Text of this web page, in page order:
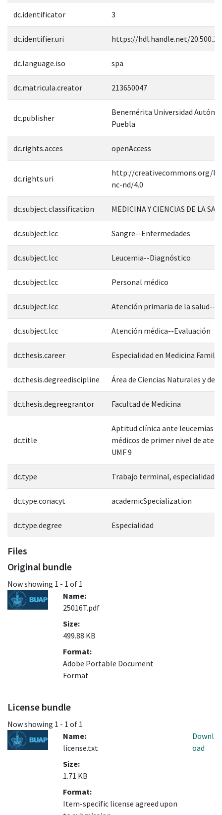
dc.identificator 3
dc.identifier.uri https://hdl.handle.net/
dc.language.iso spa
dc.matricula.creator 213650047
dc.publisher
Benemérita Universidad
Puebla
dc.rights.acces openAccess
dc.rights.uri
http://creativecommons.org/
nc-nd/4.0
dc.subject.classification MEDICINA Y CIENCIAS DE LA
dc.subject.lcc Sangre--Enfermedades
dc.subject.lcc Leucemia--Diagnóstico
dc.subject.lcc Personal médico
dc.subject.lcc Atención primaria de la salud--
dc.subject.lcc Atención médica--Evaluación
dc.thesis.career Especialidad en Medicina
dc.thesis.degreediscipline Área de Ciencias Naturales y de
dc.thesis.degreegrantor Facultad de Medicina
dc.title
Aptitud clínica ante leucemias
médicos de primer nivel de
UMF 9
dc.type Trabajo terminal, especialidad
dc.type.conacyt academicSpecialization
dc.type.degree Especialidad
Files
Original bundle
Now showing 1 - 1 of 1
Name:
25016T.pdf
Size:
499.88 KB
Format:
Adobe Portable Document
Format
License bundle
Now showing 1 - 1 of 1
Name:
license.txt
Size:
1.71 KB
Format:
Item-specific license agreed upon
Downl
oad